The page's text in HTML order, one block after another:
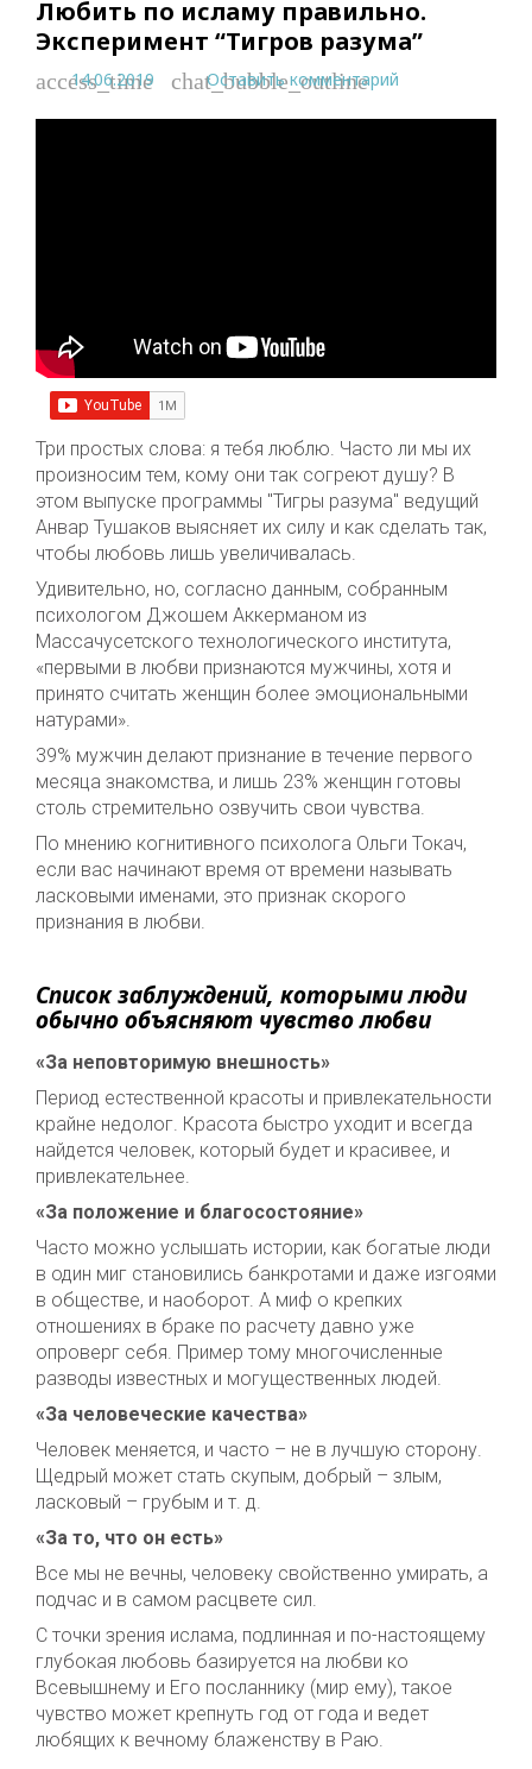
Любить по исламу правильно.
Эксперимент “Тигров разума”
access_time
14.06.2019 chat_bubble_outline
Оставить комментарий
Три простых слова: я тебя люблю. Часто ли мы их
произносим тем, кому они так согреют душу? В
этом выпуске программы "Тигры разума" ведущий
Анвар Тушаков выясняет их силу и как сделать так,
чтобы любовь лишь увеличивалась.
Удивительно, но, согласно данным, собранным
психологом Джошем Аккерманом из
Массачусетского технологического института,
«первыми в любви признаются мужчины, хотя и
принято считать женщин более эмоциональными
натурами».
39% мужчин делают признание в течение первого
месяца знакомства, и лишь 23% женщин готовы
столь стремительно озвучить свои чувства.
По мнению когнитивного психолога Ольги Токач,
если вас начинают время от времени называть
ласковыми именами, это признак скорого
признания в любви.
Список заблуждений, которыми люди
обычно объясняют чувство любви
«За неповторимую внешность»
Период естественной красоты и привлекательности
крайне недолог. Красота быстро уходит и всегда
найдется человек, который будет и красивее, и
привлекательнее.
«За положение и благосостояние»
Часто можно услышать истории, как богатые люди
в один миг становились банкротами и даже изгоями
в обществе, и наоборот. А миф о крепких
отношениях в браке по расчету давно уже
опроверг себя. Пример тому многочисленные
разводы известных и могущественных людей.
«За человеческие качества»
Человек меняется, и часто – не в лучшую сторону.
Щедрый может стать скупым, добрый – злым,
ласковый – грубым и т. д.
«За то, что он есть»
Все мы не вечны, человеку свойственно умирать, а
подчас и в самом расцвете сил.
С точки зрения ислама, подлинная и по-настоящему
глубокая любовь базируется на любви ко
Всевышнему и Его посланнику (мир ему), такое
чувство может крепнуть год от года и ведет
любящих к вечному блаженству в Раю.